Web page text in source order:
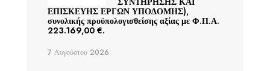
ΕΠΙΣΚΕΥΗΣ ΕΡΓΩΝ ΥΠΟΔΟΜΗΣ),
συνολικής προϋπολογισθείσης αξίας με Φ.Π.Α.
223.169,00 €.
7 Αυγούστου 2026